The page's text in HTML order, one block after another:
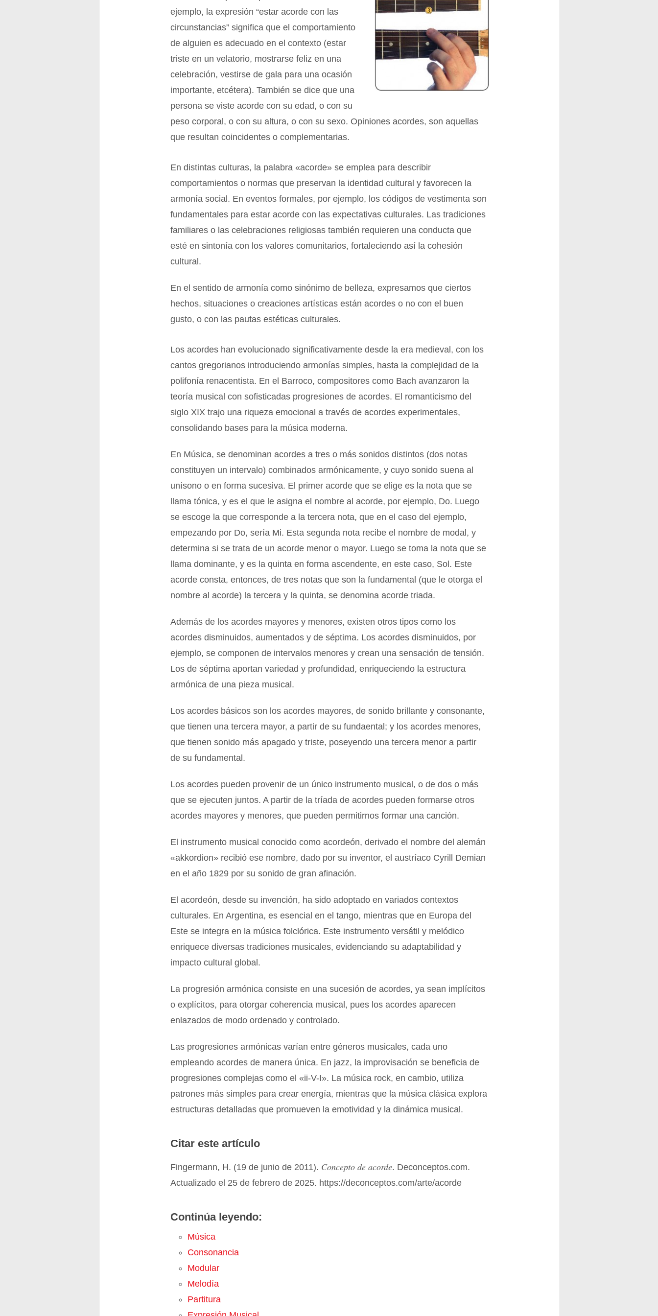
ejemplo, la expresión “estar acorde con las
circunstancias” significa que el comportamiento
de alguien es adecuado en el contexto (estar
triste en un velatorio, mostrarse feliz en una
celebración, vestirse de gala para una ocasión
importante, etcétera). También se dice que una
persona se viste acorde con su edad, o con su
peso corporal, o con su altura, o con su sexo. Opiniones acordes, son aquellas
que resultan coincidentes o complementarias.
En distintas culturas, la palabra «acorde» se emplea para describir
comportamientos o normas que preservan la identidad cultural y favorecen la
armonía social. En eventos formales, por ejemplo, los códigos de vestimenta son
fundamentales para estar acorde con las expectativas culturales. Las tradiciones
familiares o las celebraciones religiosas también requieren una conducta que
esté en sintonía con los valores comunitarios, fortaleciendo así la cohesión
cultural.
En el sentido de armonía como sinónimo de belleza, expresamos que ciertos
hechos, situaciones o creaciones artísticas están acordes o no con el buen
gusto, o con las pautas estéticas culturales.
Los acordes han evolucionado significativamente desde la era medieval, con los
cantos gregorianos introduciendo armonías simples, hasta la complejidad de la
polifonía renacentista. En el Barroco, compositores como Bach avanzaron la
teoría musical con sofisticadas progresiones de acordes. El romanticismo del
siglo XIX trajo una riqueza emocional a través de acordes experimentales,
consolidando bases para la música moderna.
En Música, se denominan acordes a tres o más sonidos distintos (dos notas
constituyen un intervalo) combinados armónicamente, y cuyo sonido suena al
unísono o en forma sucesiva. El primer acorde que se elige es la nota que se
llama tónica, y es el que le asigna el nombre al acorde, por ejemplo, Do. Luego
se escoge la que corresponde a la tercera nota, que en el caso del ejemplo,
empezando por Do, sería Mi. Esta segunda nota recibe el nombre de modal, y
determina si se trata de un acorde menor o mayor. Luego se toma la nota que se
llama dominante, y es la quinta en forma ascendente, en este caso, Sol. Este
acorde consta, entonces, de tres notas que son la fundamental (que le otorga el
nombre al acorde) la tercera y la quinta, se denomina acorde triada.
Además de los acordes mayores y menores, existen otros tipos como los
acordes disminuidos, aumentados y de séptima. Los acordes disminuidos, por
ejemplo, se componen de intervalos menores y crean una sensación de tensión.
Los de séptima aportan variedad y profundidad, enriqueciendo la estructura
armónica de una pieza musical.
Los acordes básicos son los acordes mayores, de sonido brillante y consonante,
que tienen una tercera mayor, a partir de su fundaental; y los acordes menores,
que tienen sonido más apagado y triste, poseyendo una tercera menor a partir
de su fundamental.
Los acordes pueden provenir de un único instrumento musical, o de dos o más
que se ejecuten juntos. A partir de la tríada de acordes pueden formarse otros
acordes mayores y menores, que pueden permitirnos formar una canción.
El instrumento musical conocido como acordeón, derivado el nombre del alemán
«akkordion» recibió ese nombre, dado por su inventor, el austríaco Cyrill Demian
en el año 1829 por su sonido de gran afinación.
El acordeón, desde su invención, ha sido adoptado en variados contextos
culturales. En Argentina, es esencial en el tango, mientras que en Europa del
Este se integra en la música folclórica. Este instrumento versátil y melódico
enriquece diversas tradiciones musicales, evidenciando su adaptabilidad y
impacto cultural global.
La progresión armónica consiste en una sucesión de acordes, ya sean implícitos
o explícitos, para otorgar coherencia musical, pues los acordes aparecen
enlazados de modo ordenado y controlado.
Las progresiones armónicas varían entre géneros musicales, cada uno
empleando acordes de manera única. En jazz, la improvisación se beneficia de
progresiones complejas como el «ii-V-I». La música rock, en cambio, utiliza
patrones más simples para crear energía, mientras que la música clásica explora
estructuras detalladas que promueven la emotividad y la dinámica musical.
Citar este artículo
Fingermann, H. (19 de junio de 2011). Concepto de acorde. Deconceptos.com.
Actualizado el 25 de febrero de 2025. https://deconceptos.com/arte/acorde
Continúa leyendo:
Música
Consonancia
Modular
Melodía
Partitura